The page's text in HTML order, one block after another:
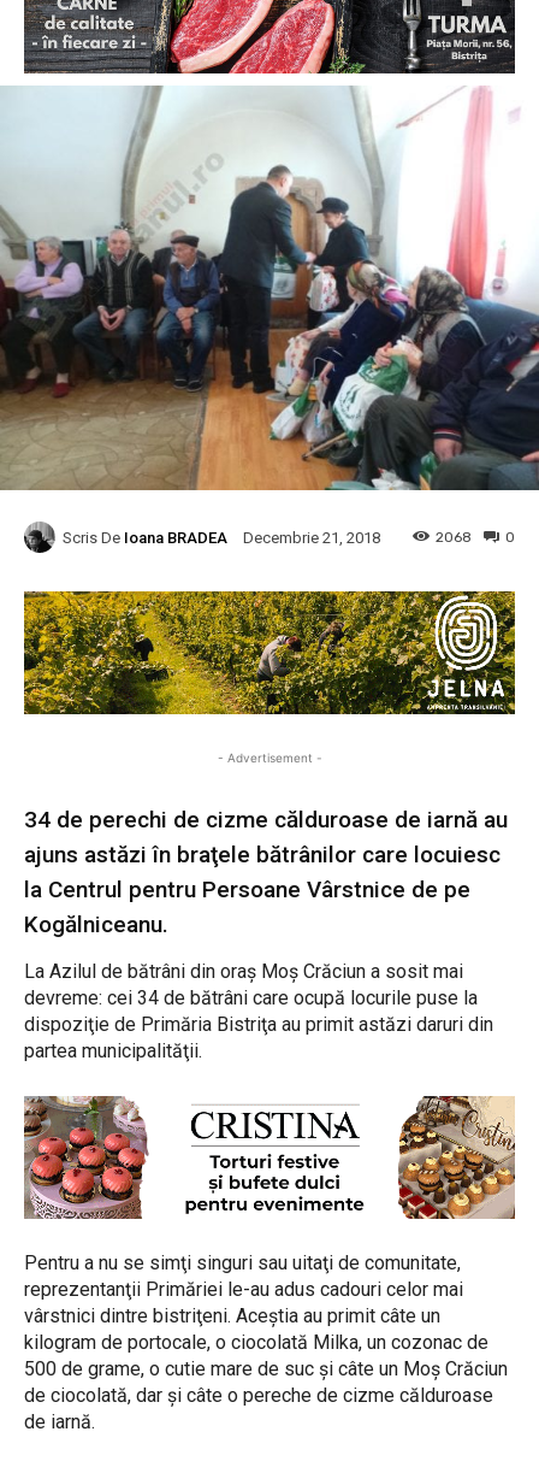
Scris De Ioana BRADEA Decembrie 21, 2018 0
2068
- Advertisement -
34 de perechi de cizme călduroase de iarnă au
ajuns astăzi în braţele bătrânilor care locuiesc
la Centrul pentru Persoane Vârstnice de pe
Kogălniceanu.
La Azilul de bătrâni din oraş Moş Crăciun a sosit mai
devreme: cei 34 de bătrâni care ocupă locurile puse la
dispoziţie de Primăria Bistriţa au primit astăzi daruri din
partea municipalităţii.
Pentru a nu se simţi singuri sau uitaţi de comunitate,
reprezentanţii Primăriei le-au adus cadouri celor mai
vârstnici dintre bistriţeni. Aceştia au primit câte un
kilogram de portocale, o ciocolată Milka, un cozonac de
500 de grame, o cutie mare de suc şi câte un Moş Crăciun
de ciocolată, dar şi câte o pereche de cizme călduroase
de iarnă.